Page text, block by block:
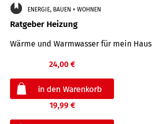
ENERGIE, BAUEN + WOHNEN
Ratgeber Heizung
Wärme und Warmwasser für mein Haus
24,00 €
19,99 €